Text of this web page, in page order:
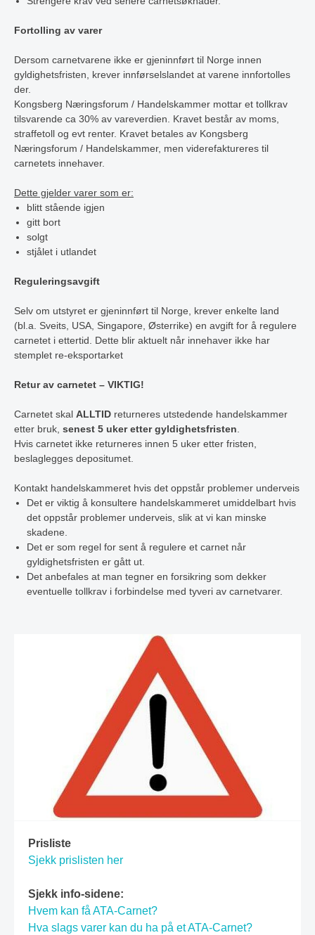
Fortolling av varer
Dersom carnetvarene ikke er gjeninnført til Norge innen
gyldighetsfristen, krever innførselslandet at varene innfortolles
der.
Kongsberg Næringsforum / Handelskammer mottar et tollkrav
tilsvarende ca 30% av vareverdien. Kravet består av moms,
straffetoll og evt renter. Kravet betales av Kongsberg
Næringsforum / Handelskammer, men viderefaktureres til
carnetets innehaver.
Dette gjelder varer som er:
blitt stående igjen
gitt bort
solgt
stjålet i utlandet
Reguleringsavgift
Selv om utstyret er gjeninnført til Norge, krever enkelte land
(bl.a. Sveits, USA, Singapore, Østerrike) en avgift for å regulere
carnetet i ettertid. Dette blir aktuelt når innehaver ikke har
stemplet re-eksportarket
Retur av carnetet – VIKTIG!
Carnetet skal ALLTID returneres utstedende handelskammer
etter bruk, senest 5 uker etter gyldighetsfristen
Hvis carnetet ikke returneres innen 5 uker etter fristen,
beslaglegges depositumet.
Kontakt handelskammeret hvis det oppstår problemer underveis
Det er viktig å konsultere handelskammeret umiddelbart hvis
det oppstår problemer underveis, slik at vi kan minske
skadene.
Det er som regel for sent å regulere et carnet når
gyldighetsfristen er gått ut.
Det anbefales at man tegner en forsikring som dekker
eventuelle tollkrav i forbindelse med tyveri av carnetvarer.
Prisliste
Sjekk prislisten her
Sjekk info-sidene:
Hvem kan få ATA-Carnet?
Hva slags varer kan du ha på et ATA-Carnet?